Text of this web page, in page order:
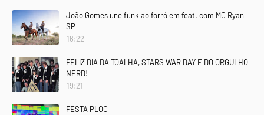
João Gomes une funk ao forró em feat. com MC Ryan
SP
16:22
FELIZ DIA DA TOALHA, STARS WAR DAY E DO ORGULHO
NERD!
19:21
FESTA PLOC